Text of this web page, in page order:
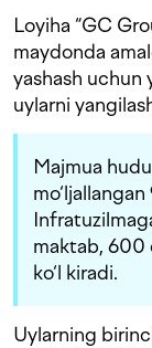
Loyiha “GC
maydonda
yashash uchun
uylarni
Majmua
maktab, 600
ko‘l kiradi.
Uylarning